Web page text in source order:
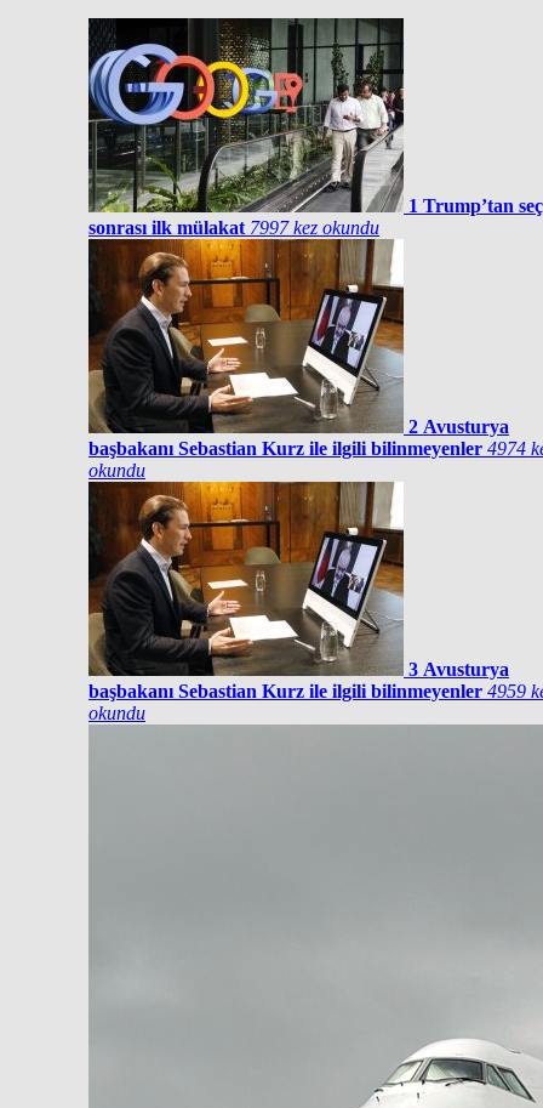
1 Trump’tan
sonrası ilk mülakat 7997 kez okundu
2 Avusturya
başbakanı Sebastian Kurz ile ilgili bilinmeyenler 4974
okundu
3 Avusturya
başbakanı Sebastian Kurz ile ilgili bilinmeyenler 4959
okundu